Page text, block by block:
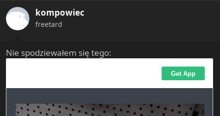
o
n
s
kompowiec
freetard
Nie spodziewałem się tego: